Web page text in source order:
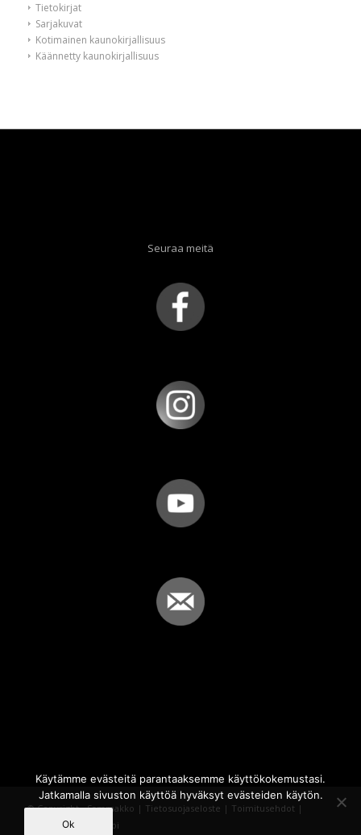
Tietokirjat
Sarjakuvat
Kotimainen kaunokirjallisuus
Käännetty kaunokirjallisuus
Seuraa meitä
© Copyright - Sammakko | Tietosuojaseloste | Toimitusehdot |
Powered by
iQWebbi
Käytämme evästeitä parantaaksemme käyttökokemustasi.
Jatkamalla sivuston käyttöä hyväksyt evästeiden käytön.
Ok